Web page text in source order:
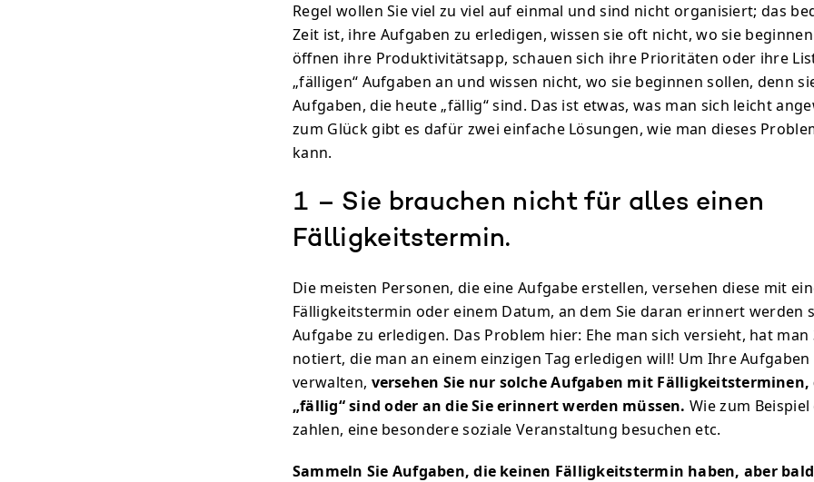
Regel wollen Sie viel zu viel auf einmal und sind nicht organisiert; das
Zeit ist, ihre Aufgaben zu erledigen, wissen sie oft nicht, wo sie
öffnen ihre Produktivitätsapp, schauen sich ihre Prioritäten oder ihre
„fälligen“ Aufgaben an und wissen nicht, wo sie beginnen sollen, denn
Aufgaben, die heute „fällig“ sind. Das ist etwas, was man sich leicht
zum Glück gibt es dafür zwei einfache Lösungen, wie man dieses
kann.
1 – Sie brauchen nicht für alles einen
Fälligkeitstermin.
Die meisten Personen, die eine Aufgabe erstellen, versehen diese mit
Fälligkeitstermin oder einem Datum, an dem Sie daran erinnert werden
Aufgabe zu erledigen. Das Problem hier: Ehe man sich versieht, hat man
notiert, die man an einem einzigen Tag erledigen will! Um Ihre Aufgaben
verwalten, versehen Sie nur solche Aufgaben mit
„fällig“ sind oder an die Sie erinnert werden müssen. Wie zum
zahlen, eine besondere soziale Veranstaltung besuchen etc.
Sammeln Sie Aufgaben, die keinen Fälligkeitstermin haben, aber